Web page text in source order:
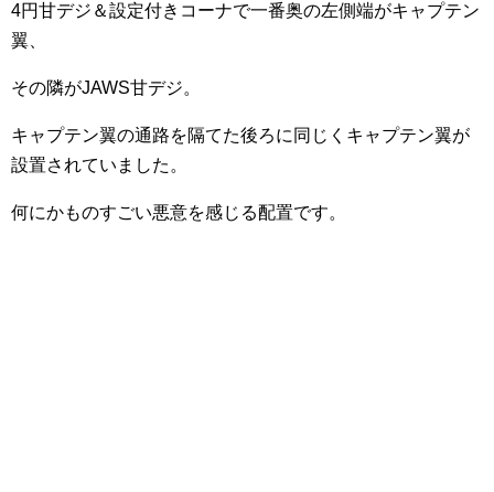
4円甘デジ＆設定付きコーナで一番奥の左側端がキャプテン
翼、
その隣がJAWS甘デジ。
キャプテン翼の通路を隔てた後ろに同じくキャプテン翼が
設置されていました。
何にかものすごい悪意を感じる配置です。